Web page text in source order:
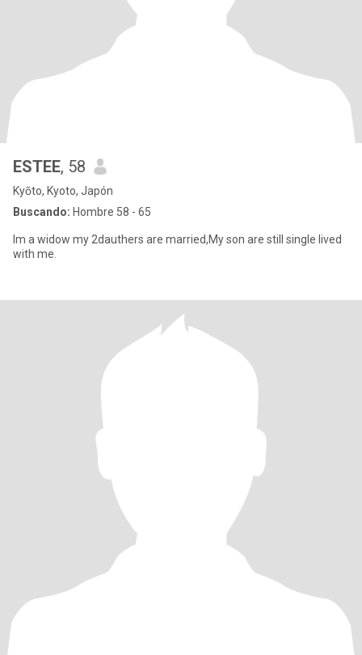
ESTEE, 58
Kyōto, Kyoto, Japón
Buscando: Hombre 58 - 65
Im a widow my 2dauthers are married,My son are still single lived
with me.